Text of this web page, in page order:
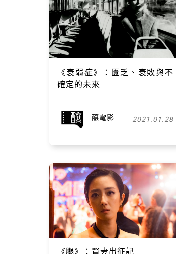
《衰弱症》：匱乏、衰敗與不
確定的未來
釀電影 2021.01.28
《腿》：賢妻出征記